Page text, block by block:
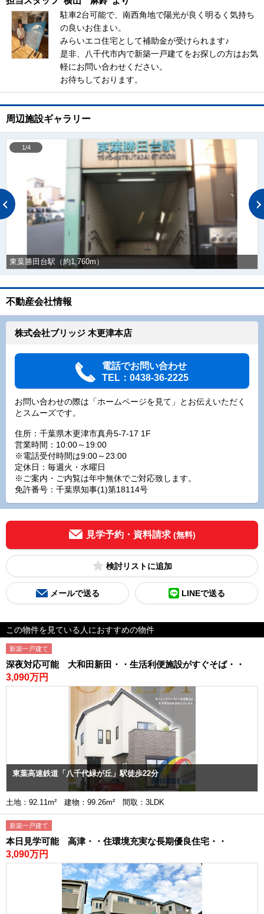
駐車2台可能で、南西角地で陽光が良く明るく気持ち
の良いお住まい。
みらいエコ住宅として補助金が受けられます♪
是非、八千代市内で新築一戸建てをお探しの方はお気
軽にお問い合わせください。
お待ちしております。
周辺施設ギャラリー
東葉勝田台駅（約1,760m）
1/4
不動産会社情報
株式会社ブリッジ 木更津本店
電話でお問い合わせ
TEL：0438-36-2225
お問い合わせの際は「ホームページを見て」とお伝えいただく
とスムーズです。
住所：千葉県木更津市真舟5-7-17 1F
営業時間：10:00～19:00
※電話受付時間は9:00～23:00
定休日：毎週火・水曜日
※ご案内・ご内覧は年中無休でご対応致します。
免許番号：千葉県知事(1)第18114号
見学予約・資料請求 (無料)
検討リスト
メールで送る LINEで送る
この物件を見ている人におすすめの物件
新築一戸建て
深夜対応可能 大和田新田・・生活利便施設がすぐそば・・
3,090万円
東葉高速鉄道「八千代緑が丘」駅徒歩22分
土地：92.11m² 建物：99.26m² 間取：3LDK
新築一戸建て
本日見学可能 高津・・住環境充実な長期優良住宅・・
3,090万円